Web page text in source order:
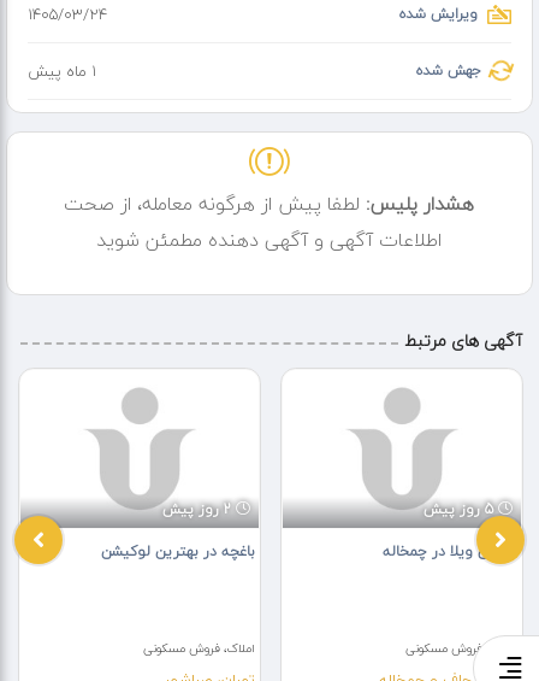
ویرایش شده ۱۴۰۵/۰۳/۲۴
جهش شده 1 ماه پیش
هشدار پلیس: لطفا پیش از هرگونه معامله، از صحت
اطلاعات آگهی و آگهی دهنده مطمئن شوید
آگهی های مرتبط
2 روز پیش
باغچه در بهترین لوکیشن
املاک، فروش مسکونی
5 روز پیش
فروش ویلا در چمخاله
املاک، فروش مسکونی